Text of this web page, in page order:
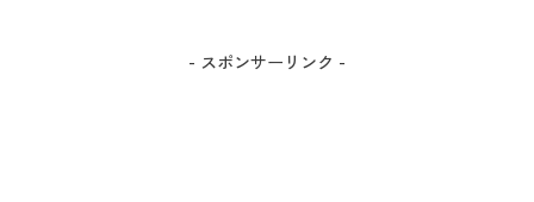
- スポンサーリンク -